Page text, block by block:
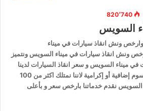
820٬740
السويس
ونش انقاذ سيارات في ميناء
50% لأننا ارخص ونش انقاذ سيارات في ميناء السويس ونتميز
في ميناء السويس و سعر انقاذ السيارات لدينا
ثابت ولن يتم مطالبتك بأي رسوم إضافية أو إكرامية لاننا نمتلك اكثر من 100
نقدم خدماتنا بارخص سعر و بأعلى